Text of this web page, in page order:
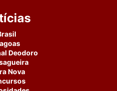
Deodoro
Nova